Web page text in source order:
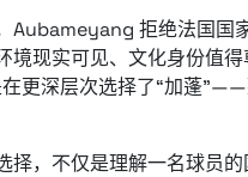
Aubameyang 拒绝法国国
境现实可见、文化身份值
在更深层次选择了“加蓬
择，不仅是理解一名球员